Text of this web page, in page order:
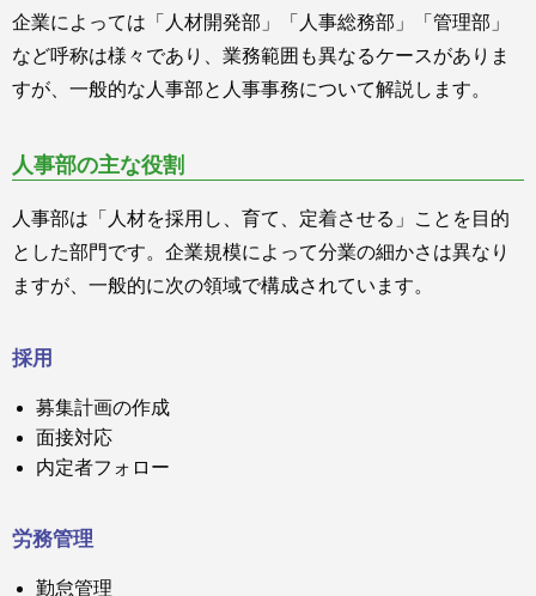
企業によっては「人材開発部」「人事総務部」「管理部」
など呼称は様々であり、業務範囲も異なるケースがありま
すが、一般的な人事部と人事事務について解説します。
人事部の主な役割
人事部は「人材を採用し、育て、定着させる」ことを目的
とした部門です。企業規模によって分業の細かさは異なり
ますが、一般的に次の領域で構成されています。
採用
募集計画の作成
面接対応
内定者フォロー
労務管理
勤怠管理